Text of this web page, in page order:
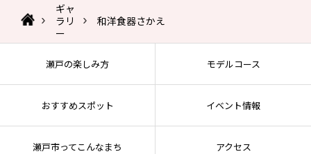
ギャ
ラリ
ー
和洋食器さかえ
瀬戸の楽しみ方 モデルコース
おすすめスポット イベント情報
瀬戸市ってこんなまち アクセス